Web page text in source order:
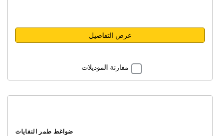
عرض التفاصيل
مقارنة الموديلات
ضواغط طمر النفايات